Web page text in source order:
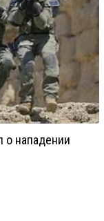
о нападении